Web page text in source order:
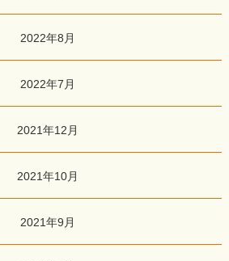
2022年8月
2022年7月
2021年12月
2021年10月
2021年9月